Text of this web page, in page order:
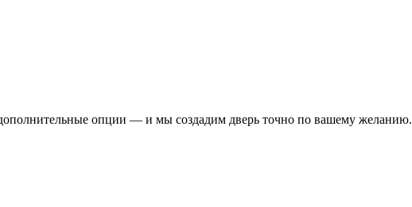
опции — и мы создадим дверь точно по вашему желанию.